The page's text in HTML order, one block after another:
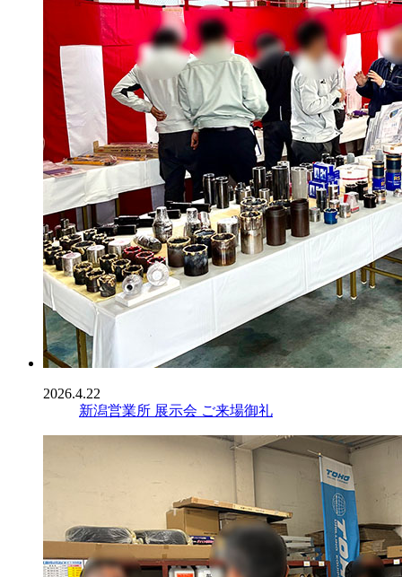
2026.4.22
新潟営業所 展示会 ご来場御礼